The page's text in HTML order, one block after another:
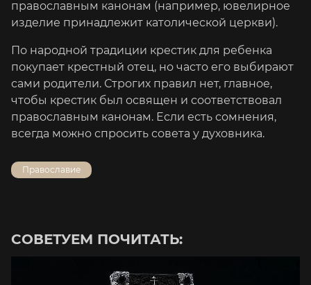
православным канонам (например, ювелирное
изделие принадлежит католической церкви).
По народной традиции крестик для ребенка
покупает крестный отец, но часто его выбирают
сами родители. Строгих правил нет, главное,
чтобы крестик был освящен и соответствовал
православным канонам. Если есть сомнения,
всегда можно спросить совета у духовника.
Православие
СОВЕТУЕМ ПОЧИТАТЬ: